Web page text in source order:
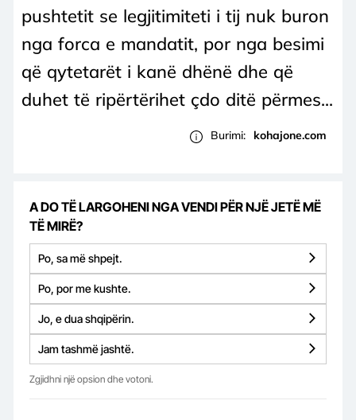
pushtetit se legjitimiteti i tij nuk buron
nga forca e mandatit, por nga besimi
që qytetarët i kanë dhënë dhe që
duhet të ripërtërihet çdo ditë përmes...
Burimi: kohajone.com
A DO TË LARGOHENI NGA VENDI PËR NJË JETË MË
TË MIRË?
Po, sa më shpejt.
Po, por me kushte.
Jo, e dua shqipërin.
Jam tashmë jashtë.
Zgjidhni një opsion dhe votoni.